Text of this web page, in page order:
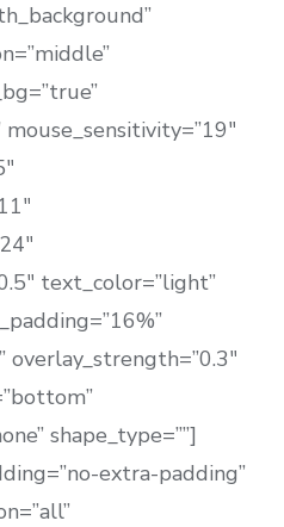
text_color=”light”
shape_type=””]
extra-padding”